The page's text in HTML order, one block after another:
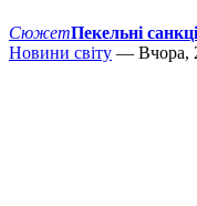
СюжетПекельні
Новини світу — Вчора,